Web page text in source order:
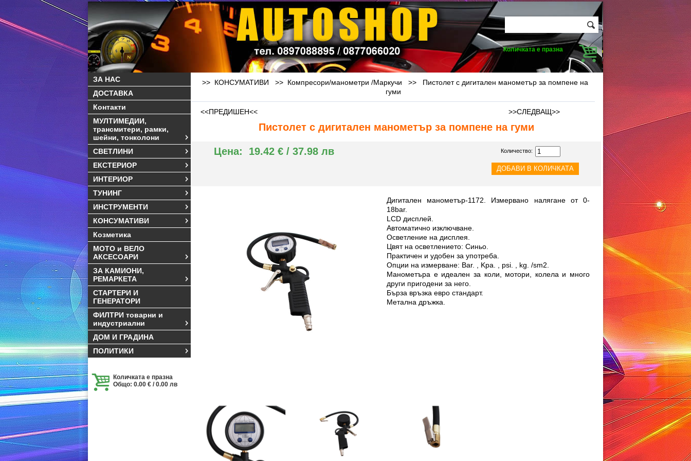
Количката е празна
ЗА НАС
ДОСТАВКА
Контакти
МУЛТИМЕДИИ,
трансмитери, рамки,
шейни, тонколони
СВЕТЛИНИ
ЕКСТЕРИОР
ИНТЕРИОР
ТУНИНГ
ИНСТРУМЕНТИ
КОНСУМАТИВИ
Козметика
МОТО и ВЕЛО
АКСЕСОАРИ
ЗА КАМИОНИ,
РЕМАРКЕТА
СТАРТЕРИ И
ГЕНЕРАТОРИ
ФИЛТРИ товарни и
индустриални
ДОМ И ГРАДИНА
ПОЛИТИКИ
Количката е празна
Общо: 0.00 € / 0.00 лв
>> КОНСУМАТИВИ >> Компресори/манометри /Маркучи >> Пистолет с дигитален манометър за помпене на
гуми
<<ПРЕДИШЕН<< >>СЛЕДВАЩ>>
Пистолет с дигитален манометър за помпене на гуми
Цена: 19.42 € / 37.98 лв Количество:
Дигитален манометър-1172. Измервано налягане от 0-
18bar.
LCD дисплей.
Автоматично изключване.
Осветление на дисплея.
Цвят на осветлението: Синьо.
Практичен и удобен за употреба.
Опции на измерване: Bar. , Kpa. , psi. , kg. /sm2.
Манометъра е идеален за коли, мотори, колела и много
други пригодени за него.
Бърза връзка евро стандарт.
Метална дръжка.